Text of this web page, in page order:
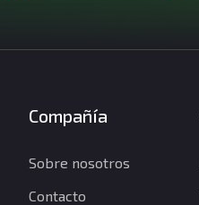
Compañía
Sobre nosotros
Contacto